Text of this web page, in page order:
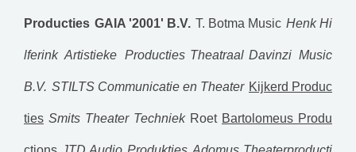
Producties GAIA '2001' B.V. T. Botma Music Henk Hi
lferink Artistieke Producties Theatraal Davinzi Music
B.V. STILTS Communicatie en Theater Kijkerd Produc
ties Smits Theater Techniek Roet Bartolomeus Produ